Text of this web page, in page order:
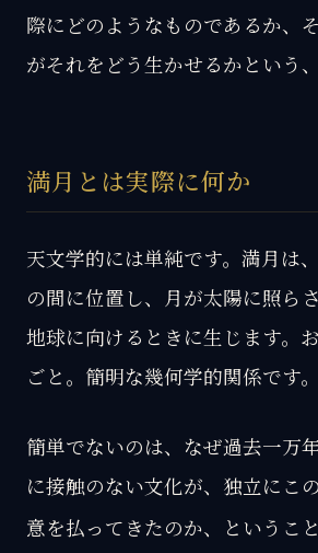
際にどのようなものであるか、
がそれをどう生かせるかという
満月とは実際に何か
天文学的には単純です。満月は
の間に位置し、月が太陽に照ら
地球に向けるときに生じます。
ごと。簡明な幾何学的関係です。
簡単でないのは、なぜ過去一万
に接触のない文化が、独立にこ
意を払ってきたのか、というこ